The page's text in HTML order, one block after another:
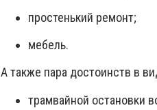
простенький ремонт;
мебель.
А также пара достоинств в
трамвайной остановки